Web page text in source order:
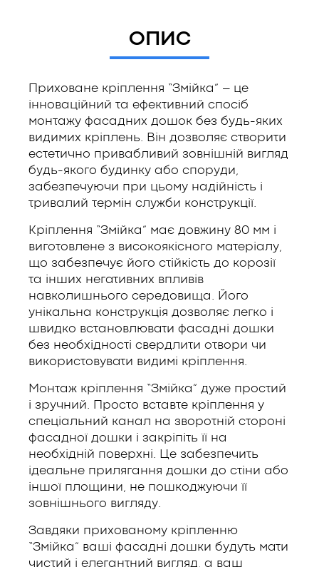
ОПИС
Приховане кріплення “Змійка” – це
інноваційний та ефективний спосіб
монтажу фасадних дошок без будь-яких
видимих кріплень. Він дозволяє створити
естетично привабливий зовнішній вигляд
будь-якого будинку або споруди,
забезпечуючи при цьому надійність і
тривалий термін служби конструкції.
Кріплення “Змійка” має довжину 80 мм і
виготовлене з високоякісного матеріалу,
що забезпечує його стійкість до корозії
та інших негативних впливів
навколишнього середовища. Його
унікальна конструкція дозволяє легко і
швидко встановлювати фасадні дошки
без необхідності свердлити отвори чи
використовувати видимі кріплення.
Монтаж кріплення “Змійка” дуже простий
і зручний. Просто вставте кріплення у
спеціальний канал на зворотній стороні
фасадної дошки і закріпіть її на
необхідній поверхні. Це забезпечить
ідеальне прилягання дошки до стіни або
іншої площини, не пошкоджуючи її
зовнішнього вигляду.
Завдяки прихованому кріпленню
“Змійка” ваші фасадні дошки будуть мати
чистий і елегантний вигляд, а ваш